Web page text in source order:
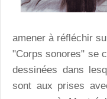
amener à réfléchir
"Corps sonores" se
dessinées dans
sont aux prises